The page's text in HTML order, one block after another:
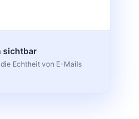
sichtbar
Echtheit von E-Mails